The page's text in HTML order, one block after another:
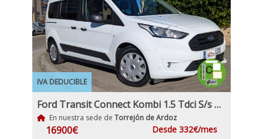
IVA DEDUCIBLE
Ford Transit Connect Kombi 1.5 Tdci S/s Trend 230 L2 120Cv 6 Velocidades Etiqueta medioambiental C IVA y garantía Incl
En nuestra sede de Torrejón de Ardoz
16900€ Desde 332€/mes